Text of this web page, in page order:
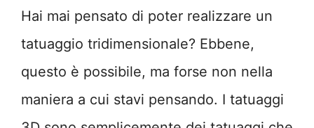
Hai mai pensato di poter realizzare un
tatuaggio tridimensionale? Ebbene,
questo è possibile, ma forse non nella
maniera a cui stavi pensando. I tatuaggi